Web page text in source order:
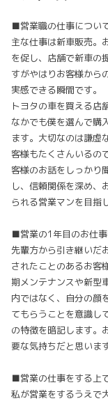
■営業職の仕事につい
主な仕事は新車販売。
を促し、店舗で新車の
すがやはりお客様から
実感できる瞬間です。
トヨタの車を買える店
なかでも僕を選んで購
ます。大切なのは謙虚
客様もたくさんいるの
客様のお話をしっかり
し、信頼関係を深め、
られる営業マンを目指
■営業の1年目のお仕
先輩方から引き継いだ
されたことのあるお客
期メンテナンスや新型
内ではなく、自分の顔
てもらうことを意識し
の特徴を暗記します。
要な気持ちだと思います
■営業の仕事をする上
私が営業をするうえで